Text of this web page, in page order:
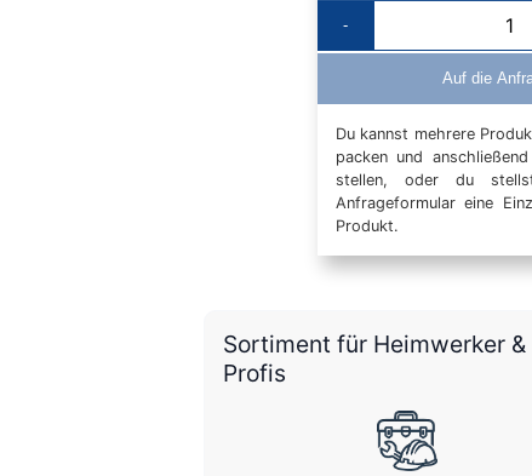
-
Auf die
Du kannst mehrere
packen und
stellen, oder du
Anfrageformular eine
Produkt.
Sortiment für Heimwerker &
Profis